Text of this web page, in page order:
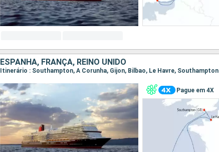
ESPANHA, FRANÇA, REINO UNIDO
Itinerário : Southampton, A Corunha, Gijon, Bilbao, Le Havre, Southampton
Pague em 4X